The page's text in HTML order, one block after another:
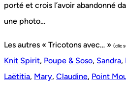
porté et crois l’avoir abandonné
une photo…
Les autres « Tricotons avec… » (clic
Knit Spirit, Poupe & Soso, Sandra,
Laëtitia, Mary, Claudine, Point